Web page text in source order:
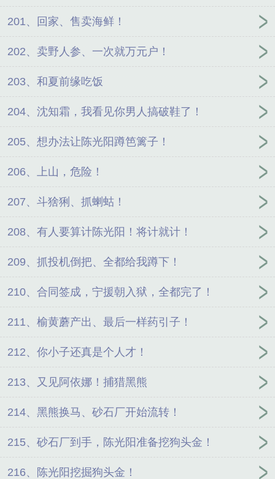
201、回家、售卖海鲜！
202、卖野人参、一次就万元户！
203、和夏前缘吃饭
204、沈知霜，我看见你男人搞破鞋了！
205、想办法让陈光阳蹲笆篱子！
206、上山，危险！
207、斗猞猁、抓蝲蛄！
208、有人要算计陈光阳！将计就计！
209、抓投机倒把、全都给我蹲下！
210、合同签成，宁援朝入狱，全都完了！
211、榆黄蘑产出、最后一样药引子！
212、你小子还真是个人才！
213、又见阿依娜！捕猎黑熊
214、黑熊换马、砂石厂开始流转！
215、砂石厂到手，陈光阳准备挖狗头金！
216、陈光阳挖掘狗头金！